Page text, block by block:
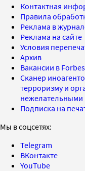
Контактная
Правила
Реклама в
Реклама на сайте
Условия
Архив
Вакансии в
Сканер
терроризму и
нежелательными
Подписка на
Мы в соцсетях:
Telegram
ВКонтакте
YouTube